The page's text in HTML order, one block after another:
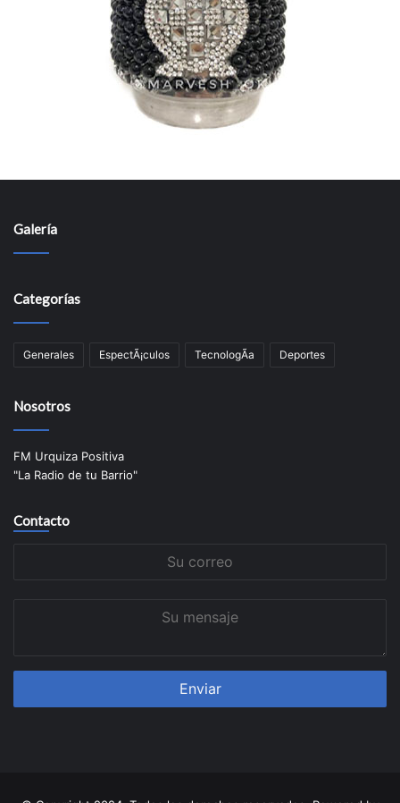
Galería
Categorías
Generales EspectÃ¡culos TecnologÃ­a Deportes
Nosotros
FM Urquiza Positiva
"La Radio de tu Barrio"
Contacto